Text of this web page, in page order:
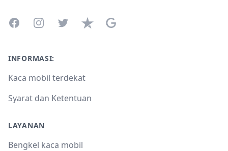
FacebookInstagramTwitterTrustpilotGoogle Business Profile
INFORMASI:
Kaca mobil terdekat
Syarat dan Ketentuan
LAYANAN
Bengkel kaca mobil